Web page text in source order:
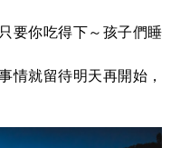
要你吃得下～孩子們睡
情就留待明天再開始，